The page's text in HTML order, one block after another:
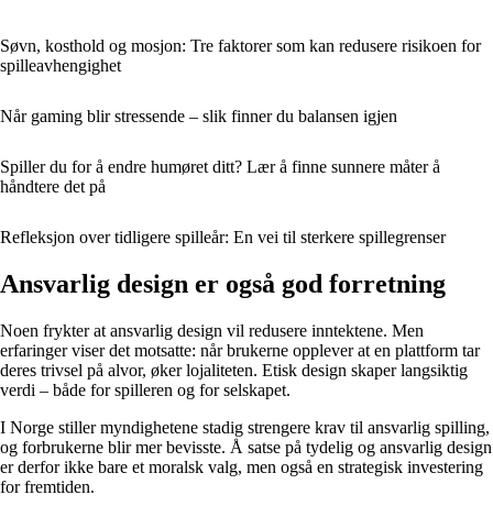
Søvn, kosthold og mosjon: Tre faktorer som kan redusere risikoen for
spilleavhengighet
Når gaming blir stressende – slik finner du balansen igjen
Spiller du for å endre humøret ditt? Lær å finne sunnere måter å
håndtere det på
Refleksjon over tidligere spilleår: En vei til sterkere spillegrenser
Ansvarlig design er også god forretning
Noen frykter at ansvarlig design vil redusere inntektene. Men
erfaringer viser det motsatte: når brukerne opplever at en plattform tar
deres trivsel på alvor, øker lojaliteten. Etisk design skaper langsiktig
verdi – både for spilleren og for selskapet.
I Norge stiller myndighetene stadig strengere krav til ansvarlig spilling,
og forbrukerne blir mer bevisste. Å satse på tydelig og ansvarlig design
er derfor ikke bare et moralsk valg, men også en strategisk investering
for fremtiden.